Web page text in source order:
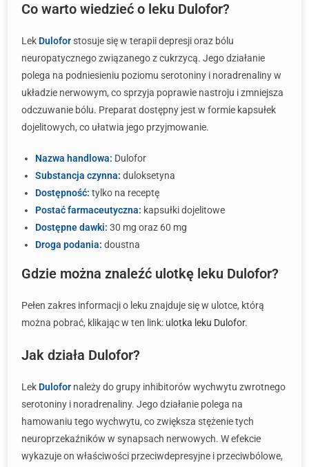
Co warto wiedzieć o leku Dulofor?
Lek Duloforstosuje się w terapii depresji oraz bólu
neuropatycznego związanego z cukrzycą. Jego działanie
polega na podniesieniu poziomu serotoniny i noradrenaliny w
układzie nerwowym, co sprzyja poprawie nastroju i zmniejsza
odczuwanie bólu. Preparat dostępny jest w formie kapsułek
dojelitowych, co ułatwia jego przyjmowanie.
Nazwa handlowa: Dulofor
Substancja czynna: duloksetyna
Dostępność: tylko na receptę
Postać farmaceutyczna: kapsułki dojelitowe
Dostępne dawki: 30 mg oraz 60 mg
Droga podania: doustna
Gdzie można znaleźć ulotkę leku Dulofor?
Pełen zakres informacji o leku znajduje się w ulotce, którą
można pobrać, klikając w ten link: ulotka leku Dulofor.
Jak działa Dulofor?
Lek Dulofor należy do grupy inhibitorów wychwytu zwrotnego
serotoniny i noradrenaliny. Jego działanie polega na
hamowaniu tego wychwytu, co zwiększa stężenie tych
neuroprzekaźników w synapsach nerwowych. W efekcie
wykazuje on właściwości przeciwdepresyjne i przeciwbólowe,